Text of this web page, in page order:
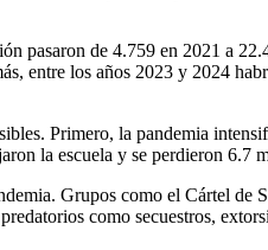
pasaron de 4.759 en 2021 a
entre los años 2023 y 2024
Primero, la pandemia
la escuela y se perdieron 6.7
Grupos como el Cártel
como secuestros,